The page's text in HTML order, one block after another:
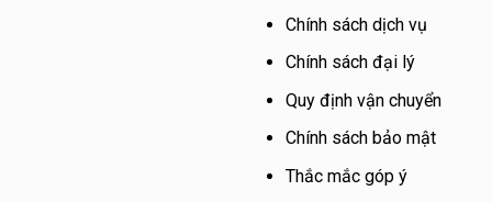
Chính sách dịch vụ
Chính sách đại lý
Quy định vận chuyển
Chính sách bảo mật
Thắc mắc góp ý